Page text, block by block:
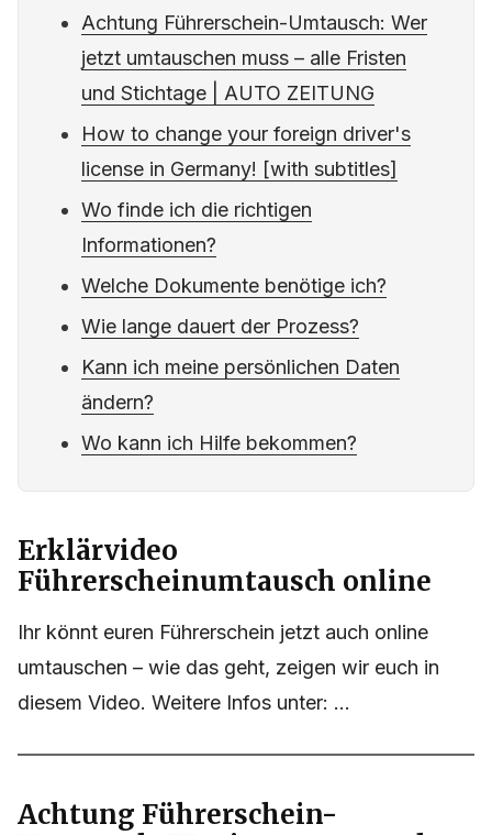
Achtung Führerschein-Umtausch: Wer
jetzt umtauschen muss – alle Fristen
und Stichtage | AUTO ZEITUNG
How to change your foreign driver's
license in Germany! [with subtitles]
Wo finde ich die richtigen
Informationen?
Welche Dokumente benötige ich?
Wie lange dauert der Prozess?
Kann ich meine persönlichen Daten
ändern?
Wo kann ich Hilfe bekommen?
Erklärvideo
Führerscheinumtausch online
Ihr könnt euren Führerschein jetzt auch online
umtauschen – wie das geht, zeigen wir euch in
diesem Video. Weitere Infos unter: ...
Achtung Führerschein-